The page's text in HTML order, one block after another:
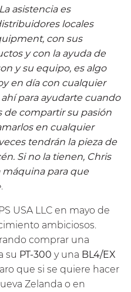
La asistencia es
locales
con sus
y con la ayuda de
y su equipo, es algo
en día con cualquier
para ayudarte cuando
de compartir su pasión
en cualquier
tendrán la pieza de
Si no la tienen, Chris
máquina para que
USA LLC en mayo de
ambiciosos.
comprar una
su PT-300 y una BL4/EX
que si se quiere hacer
Zelanda o en